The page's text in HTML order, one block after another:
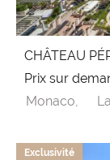
CHÂTEAU
Prix sur
Monaco,
Exclusivité